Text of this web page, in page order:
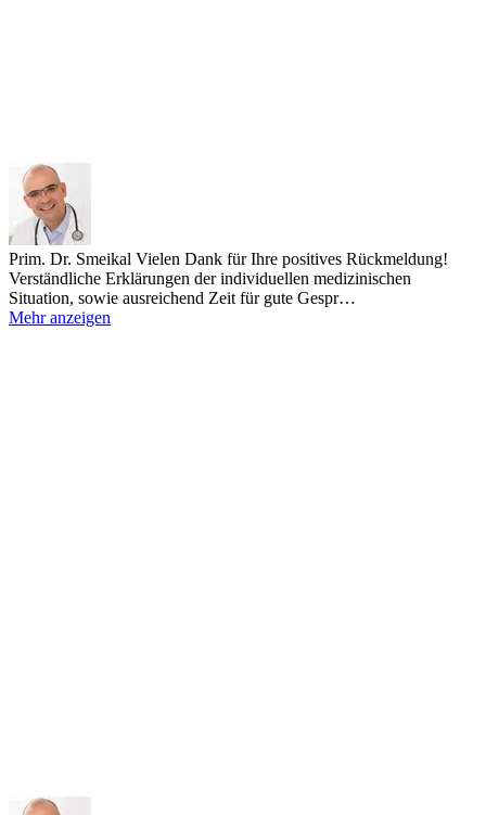
Prim. Dr. Smeikal Vielen Dank für Ihre positives Rückmeldung!
Verständliche Erklärungen der individuellen medizinischen
Situation, sowie ausreichend Zeit für gute Gespr…
Mehr anzeigen